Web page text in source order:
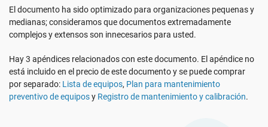
RGPD UE
ISO 9001
Infraestructura crítica
Fabricación
Ver Demo
El documento ha sido optimizado para organizaciones pequenas y
medianas; consideramos que documentos extremadamente
complejos y extensos son innecesarios para usted.
Hay 3 apéndices relacionados con este documento. El apéndice no
está incluido en el precio de este documento y se puede comprar
por separado: Lista de equipos, Plan para mantenimiento
preventivo de equiposy Registro de mantenimiento y calibración.